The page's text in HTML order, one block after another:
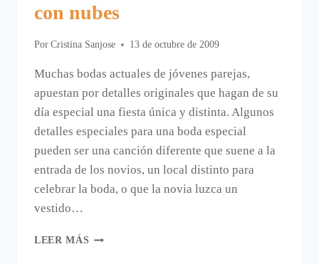
con nubes
Por Cristina Sanjose 13 de octubre de 2009
Muchas bodas actuales de jóvenes parejas,
apuestan por detalles originales que hagan de su
día especial una fiesta única y distinta. Algunos
detalles especiales para una boda especial
pueden ser una canción diferente que suene a la
entrada de los novios, un local distinto para
celebrar la boda, o que la novia luzca un
vestido…
LEER MÁS MUÑECOS